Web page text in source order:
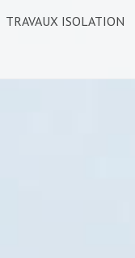
TRAVAUX ISOLATION